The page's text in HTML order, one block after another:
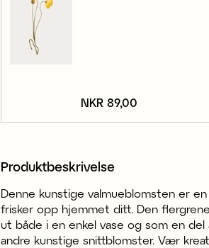
Pris :NKR 89,00
NKR 89,00
Produktbeskrivelse
Denne kunstige valmueblomsten er
frisker opp hjemmet ditt. Den
ut både i en enkel vase og som en
andre kunstige snittblomster. Vær